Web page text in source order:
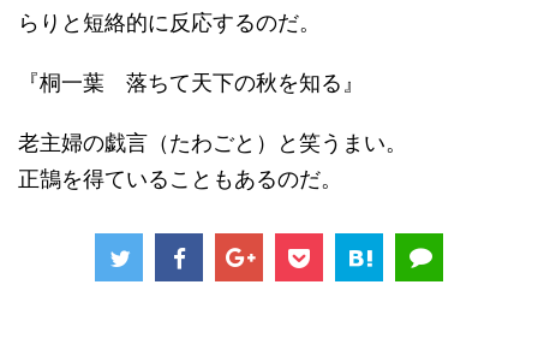
らりと短絡的に反応するのだ。
『桐一葉 落ちて天下の秋を知る』
老主婦の戯言（たわごと）と笑うまい。
正鵠を得ていることもあるのだ。